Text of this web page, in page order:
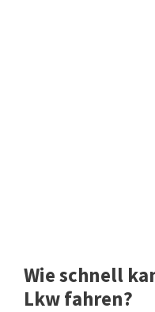
Wie schnell
Lkw fahren?